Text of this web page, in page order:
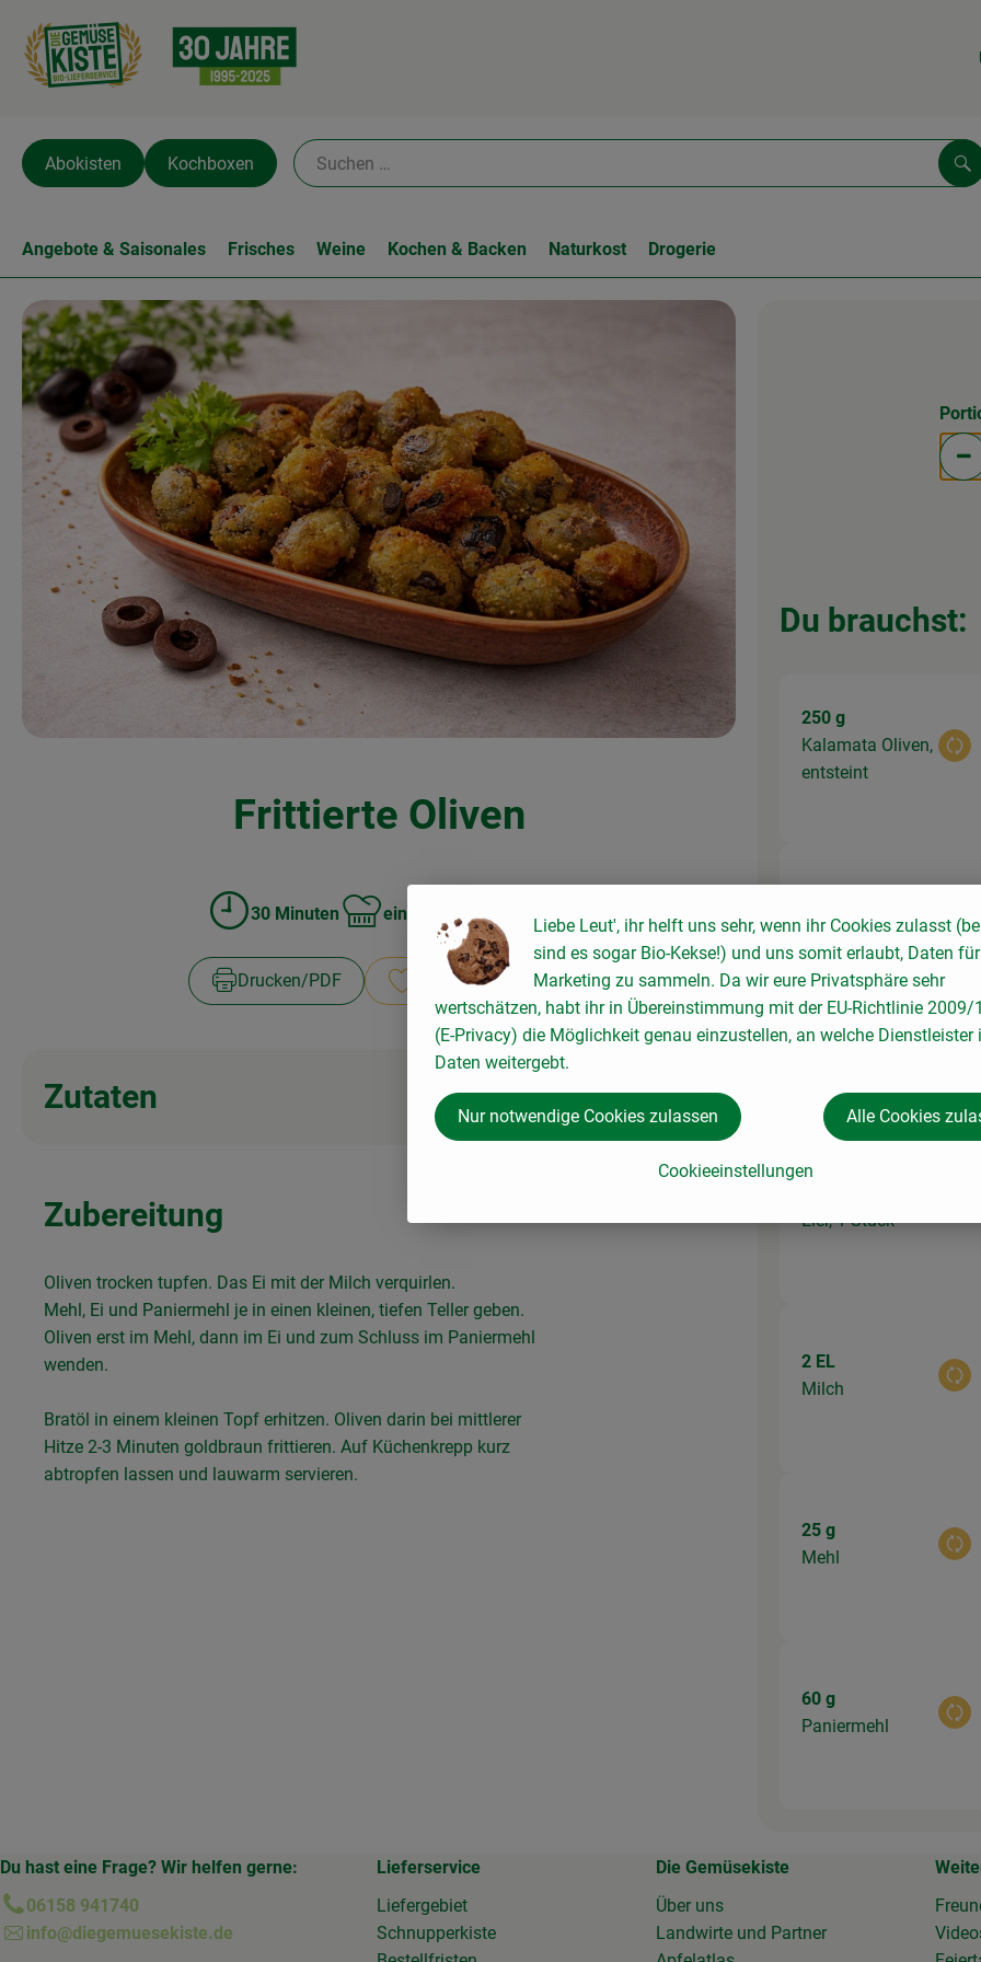
Abokisten Kochboxen
Angebote & Saisonales Frisches Weine Kochen & Backen Naturkost Drogerie
Frittierte Oliven
Zubreitungszeit:
30 Minuten
Schwierigkeit:
einfach 6 Zutaten
Drucken​/​PDF Rezept speichern
Zutaten
Zubereitung
Oliven trocken tupfen. Das Ei mit der Milch verquirlen.
Mehl, Ei und Paniermehl je in einen kleinen, tiefen Teller geben.
Oliven erst im Mehl, dann im Ei und zum Schluss im Paniermehl
wenden.
Bratöl in einem kleinen Topf erhitzen. Oliven darin bei mittlerer
Hitze 2-3 Minuten goldbraun frittieren. Auf Küchenkrepp kurz
abtropfen lassen und lauwarm servieren.
Du brauchst:
250 g
Kalamata Oliven,
entsteint
Bratöl
Eier, 1 Stück
2 EL
Milch
25 g
Mehl
60 g
Paniermehl
Du hast eine Frage? Wir helfen gerne:
06158 941740
info@diegemuesekiste.de
Lieferservice
Liefergebiet
Schnupperkiste
Die Gemüsekiste
Über uns
Landwirte und Partner
Liebe Leut', ihr helft uns sehr, wenn ihr Cookies zulasst
sind es sogar Bio-Kekse!) und uns somit erlaubt, Daten
Marketing zu sammeln. Da wir eure Privatsphäre sehr
wertschätzen, habt ihr in Übereinstimmung mit der EU-Richtlinie 2009/
(E-Privacy) die Möglichkeit genau einzustellen, an welche Dienstleister
Daten weitergebt.
Cookieeinstellungen
Nur notwendige Cookies zulassen Alle Cookies